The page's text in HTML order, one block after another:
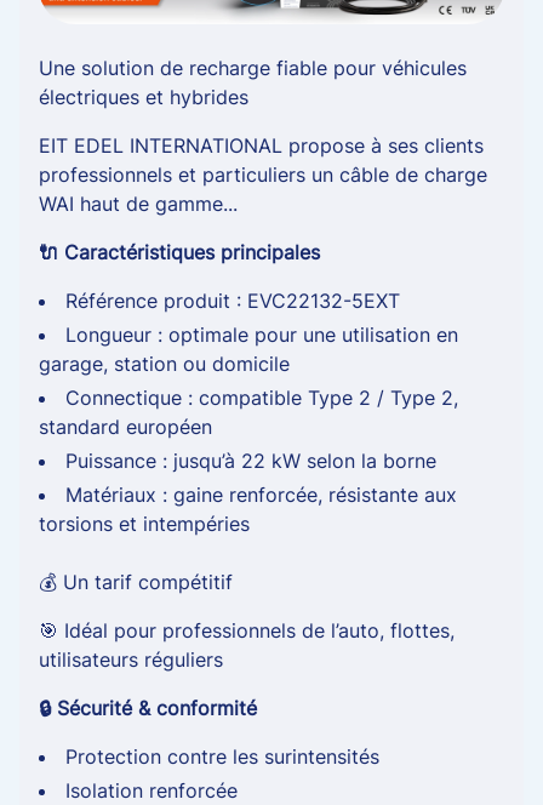
Une solution de recharge fiable pour véhicules
électriques et hybrides
EIT EDEL INTERNATIONAL propose à ses clients
professionnels et particuliers un câble de charge
WAI haut de gamme...
🔌 Caractéristiques principales
Référence produit : EVC22132-5EXT
Longueur : optimale pour une utilisation en
garage, station ou domicile
Connectique : compatible Type 2 / Type 2,
standard européen
Puissance : jusqu’à 22 kW selon la borne
Matériaux : gaine renforcée, résistante aux
torsions et intempéries
💰 Un tarif compétitif
🎯 Idéal pour professionnels de l’auto, flottes,
utilisateurs réguliers
🔒 Sécurité & conformité
Protection contre les surintensités
Isolation renforcée